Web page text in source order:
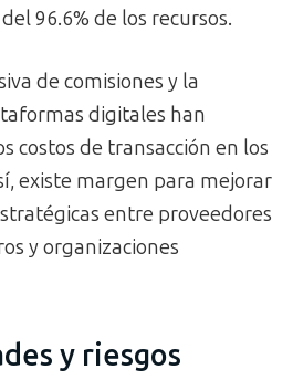
96.6% de los recursos.
de comisiones y la
digitales han
costos de transacción en los
existe margen para mejorar
entre proveedores
y organizaciones
y riesgos